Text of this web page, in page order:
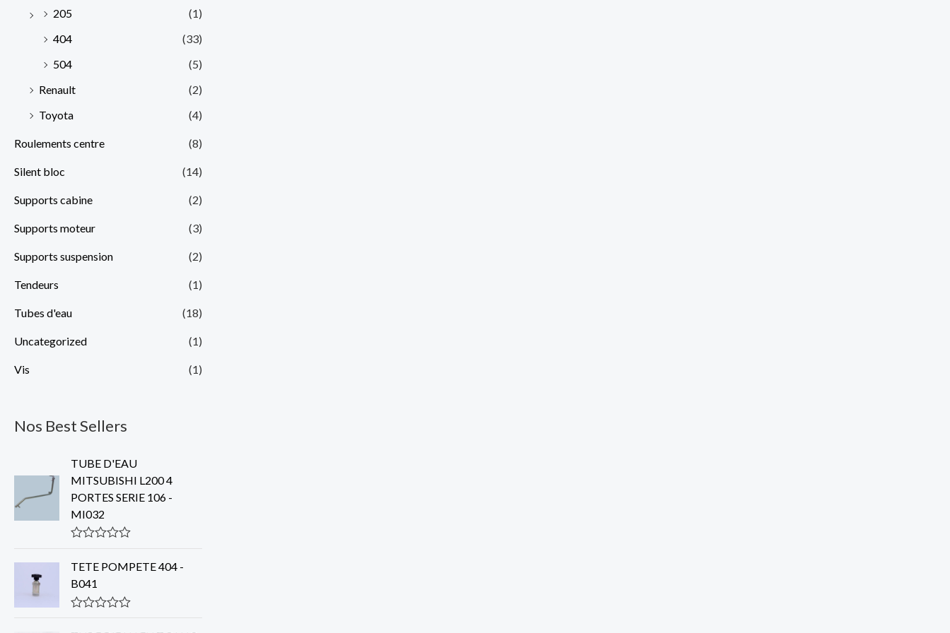
205
(1)
404
(33)
504
(5)
Renault
(2)
Toyota
(4)
Roulements centre (8)
Silent bloc (14)
Supports cabine (2)
Supports moteur (3)
Supports suspension (2)
Tendeurs (1)
Tubes d'eau (18)
Uncategorized (1)
Vis (1)
Nos Best Sellers
TUBE D'EAU
MITSUBISHI L200 4
PORTES SERIE 106 -
MI032
a
e
d
0
TETE POMPETE 404 -
B041